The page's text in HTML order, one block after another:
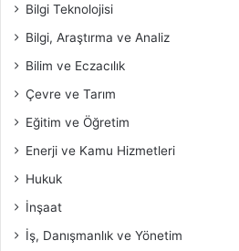
Bilgi Teknolojisi
Bilgi, Araştırma ve Analiz
Bilim ve Eczacılık
Çevre ve Tarım
Eğitim ve Öğretim
Enerji ve Kamu Hizmetleri
Hukuk
İnşaat
İş, Danışmanlık ve Yönetim